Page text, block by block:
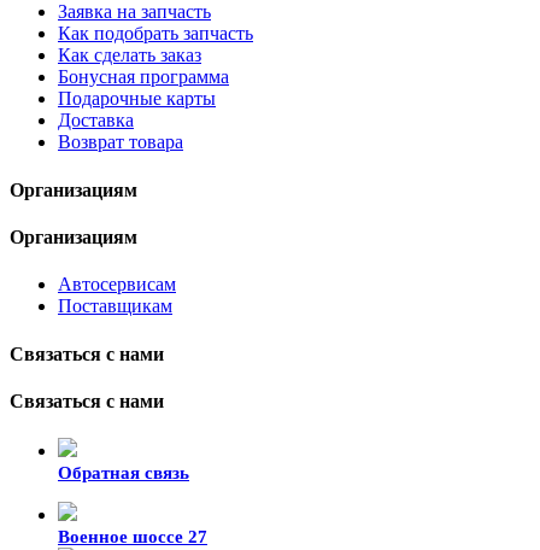
Заявка на запчасть
Как подобрать запчасть
Как сделать заказ
Бонусная программа
Подарочные карты
Доставка
Возврат товара
Организациям
Организациям
Автосервисам
Поставщикам
Связаться с нами
Связаться с нами
Обратная связь
Военное шоссе 27